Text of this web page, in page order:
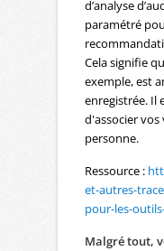
d’analyse
paramétré
Cela signifie
exemple, est
enregistrée. Il
d'associer vos
personne.
Ressource :
et-autres-
pour-les-
Malgré tout,